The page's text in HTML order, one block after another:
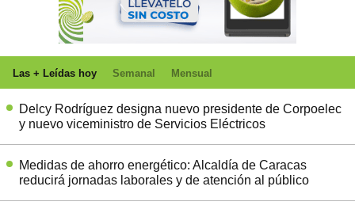
Las + Leídas hoy Semanal Mensual
Delcy Rodríguez designa nuevo presidente de Corpoelec
y nuevo viceministro de Servicios Eléctricos
Medidas de ahorro energético: Alcaldía de Caracas
reducirá jornadas laborales y de atención al público